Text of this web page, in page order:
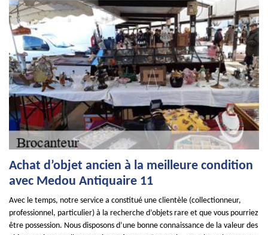
Achat d’objet ancien à la meilleure condition
avec Medou Antiquaire 11
Avec le temps, notre service a constitué une clientèle (collectionneur,
professionnel, particulier) à la recherche d’objets rare et que vous pourriez
être possession. Nous disposons d’une bonne connaissance de la valeur des